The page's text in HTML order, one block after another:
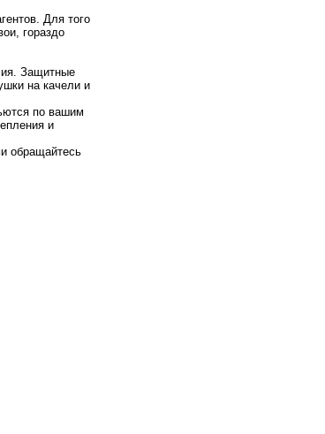
Для того
гораздо
Защитные
на качели и
по вашим
и
обращайтесь